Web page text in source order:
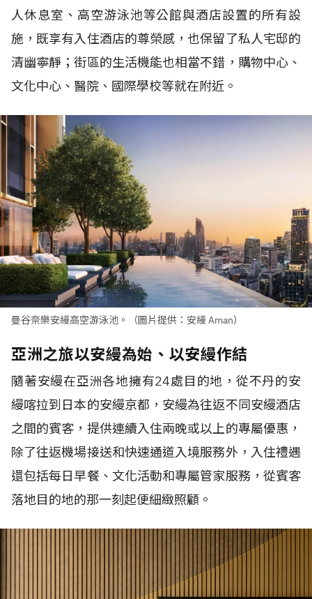
人休息室、高空游泳池等公館與酒店設置的所有設
施，既享有入住酒店的尊榮感，也保留了私人宅邸的
清幽寧靜；街區的生活機能也相當不錯，購物中心、
文化中心、醫院、國際學校等就在附近。
曼谷奈樂安縵高空游泳池。（圖片提供：安縵 Aman）
亞洲之旅以安縵為始、以安縵作結
隨著安縵在亞洲各地擁有24處目的地，從不丹的安
縵喀拉到日本的安縵京都，安縵為往返不同安縵酒店
之間的賓客，提供連續入住兩晚或以上的專屬優惠，
除了往返機場接送和快速通道入境服務外，入住禮遇
還包括每日早餐、文化活動和專屬管家服務，從賓客
落地目的地的那一刻起便細緻照顧。